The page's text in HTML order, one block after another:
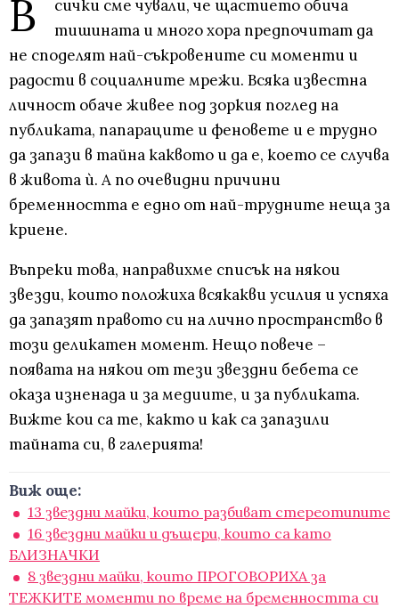
В
сички сме чували, че щастието обича
тишината и много хора предпочитат да
не споделят най-съкровените си моменти и
радости в социалните мрежи. Всяка известна
личност обаче живее под зоркия поглед на
публиката, папараците и феновете и е трудно
да запази в тайна каквото и да е, което се случва
в живота ѝ. А по очевидни причини
бременността е едно от най-трудните неща за
криене.
Въпреки това, направихме списък на някои
звезди, които положиха всякакви усилия и успяха
да запазят правото си на лично пространство в
този деликатен момент. Нещо повече –
появата на някои от тези звездни бебета се
оказа изненада и за медиите, и за публиката.
Вижте кои са те, както и как са запазили
тайната си, в галерията!
Виж още:
13 звездни майки, които разбиват стереотипите
16 звездни майки и дъщери, които са като
БЛИЗНАЧКИ
8 звездни майки, които ПРОГОВОРИХА за
ТЕЖКИТЕ моменти по време на бременността си